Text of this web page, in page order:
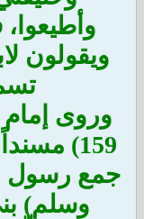
ويقولون
159)
جمع رسول
وسلم)